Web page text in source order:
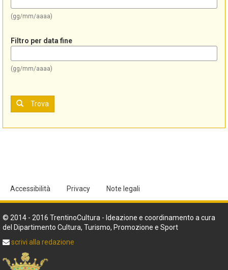
(gg/mm/aaaa)
Filtro per data fine
(gg/mm/aaaa)
Trova
Accessibilità Privacy Note legali
© 2014 - 2016 TrentinoCultura - Ideazione e coordinamento a cura
del Dipartimento Cultura, Turismo, Promozione e Sport
scrivi alla redazione